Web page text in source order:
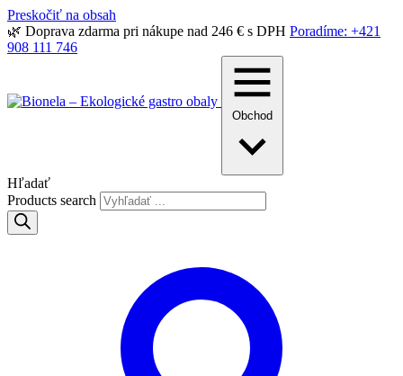
Preskočiť na obsah
🌿 Doprava zdarma pri nákupe nad 246 € s DPH Poradíme: +421
908 111 746
Obchod
Hľadať
Products search